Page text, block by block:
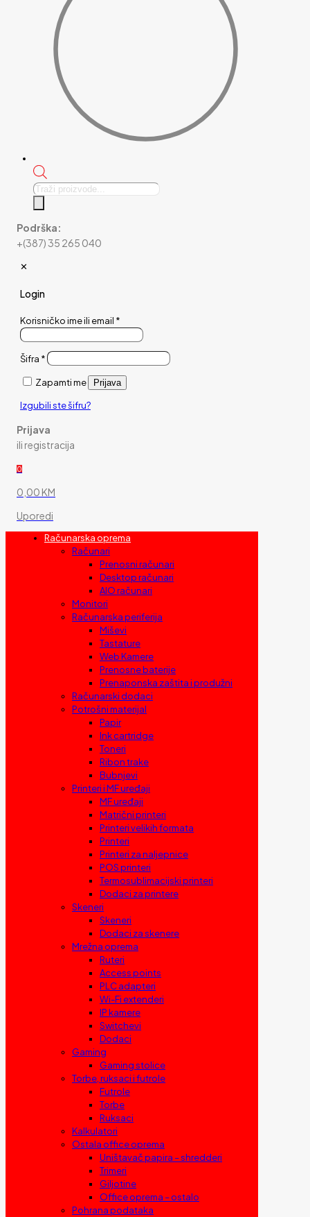
Products
Podrška:
+(387) 35 265 040
✕
Login
Korisničko ime ili email *
Šifra *
Zapamti me Prijava
Izgubili ste šifru?
Prijava
ili registracija
0
0,00 KM
Uporedi
Računarska oprema
Računari
Prenosni računari
Desktop računari
AIO računari
Monitori
Računarska periferija
Miševi
Tastature
Web Kamere
Prenosne baterije
Prenaponska zaštita i produžni
Računarski dodaci
Potrošni materijal
Papir
Ink cartridge
Toneri
Ribon trake
Bubnjevi
Printeri i MF uređaji
MF uređaji
Matrični printeri
Printeri velikih formata
Printeri
Printeri za naljepnice
POS printeri
Termosublimacijski printeri
Dodaci za printere
Skeneri
Skeneri
Dodaci za skenere
Mrežna oprema
Ruteri
Access points
PLC adapteri
Wi-Fi extenderi
IP kamere
Switchevi
Dodaci
Gaming
Gaming stolice
Torbe, ruksaci i futrole
Futrole
Torbe
Ruksaci
Kalkulatori
Ostala office oprema
Uništavač papira – shredderi
Trimeri
Giljotine
Office oprema – ostalo
Pohrana podataka